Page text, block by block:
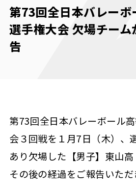
第73回全日本バレーボ
選手権大会 欠場チー
告
第73回全日本バレーボール
会３回戦を１月7日（木）、
あり欠場した【男子】東山高
その後の経過をご報告いただ